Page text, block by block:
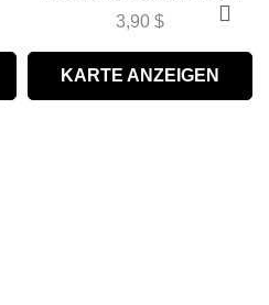
3,90 $
KARTE ANZEIGEN